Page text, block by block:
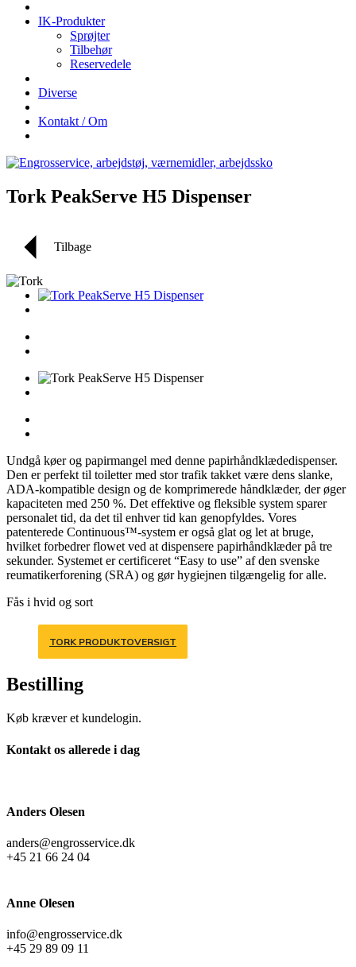
IK-Produkter
Sprøjter
Tilbehør
Reservedele
Diverse
Kontakt / Om
Tork PeakServe H5 Dispenser
Tilbage
Undgå køer og papirmangel med denne papirhåndklædedispenser.
Den er perfekt til toiletter med stor trafik takket være dens slanke,
ADA-kompatible design og de komprimerede håndklæder, der øger
kapaciteten med 250 %. Det effektive og fleksible system sparer
personalet tid, da det til enhver tid kan genopfyldes. Vores
patenterede Continuous™-system er også glat og let at bruge,
hvilket forbedrer flowet ved at dispensere papirhåndklæder på tre
sekunder. Systemet er certificeret “Easy to use” af den svenske
reumatikerforening (SRA) og gør hygiejnen tilgængelig for alle.
Fås i hvid og sort
TORK PRODUKTOVERSIGT
Bestilling
Køb kræver et kundelogin.
Kontakt os allerede i dag
Anders Olesen
anders@engrosservice.dk
+45 21 66 24 04
Anne Olesen
info@engrosservice.dk
+45 29 89 09 11